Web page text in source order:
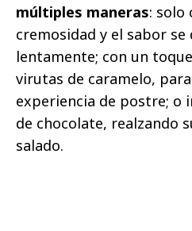
múltiples maneras: solo
cremosidad y el sabor se
lentamente; con un
virutas de caramelo,
experiencia de postre; o
de chocolate, realzando
salado.